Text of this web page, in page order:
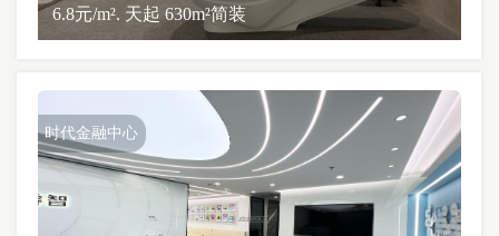
6.8元/m². 天起 630m²简装
时代金融中心